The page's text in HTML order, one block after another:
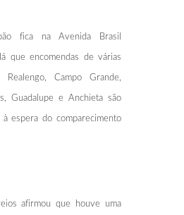
fica na Avenida Brasil
que encomendas de várias
Campo Grande,
Guadalupe e Anchieta são
espera do comparecimento
afirmou que houve uma